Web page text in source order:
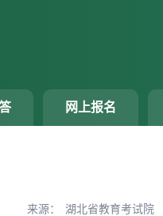
网上报名
来源： 湖北省教育考试院